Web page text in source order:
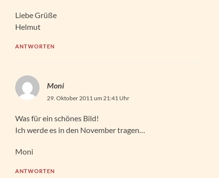
Liebe Grüße
Helmut
ANTWORTEN
Moni
29. Oktober 2011 um 21:41 Uhr
Was für ein schönes Bild!
Ich werde es in den November tragen…
Moni
ANTWORTEN